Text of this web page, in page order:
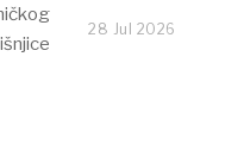
28 Jul 2026